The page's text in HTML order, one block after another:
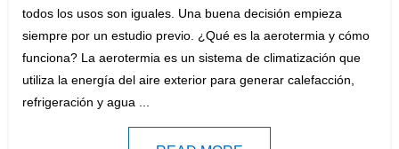
todos los usos son iguales. Una buena decisión empieza
siempre por un estudio previo. ¿Qué es la aerotermia y cómo
funciona? La aerotermia es un sistema de climatización que
utiliza la energía del aire exterior para generar calefacción,
refrigeración y agua ...